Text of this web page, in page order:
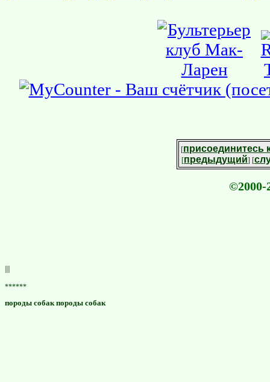
[присоединитесь
[предыдущий] [
©2000-
******
породы собак породы собак